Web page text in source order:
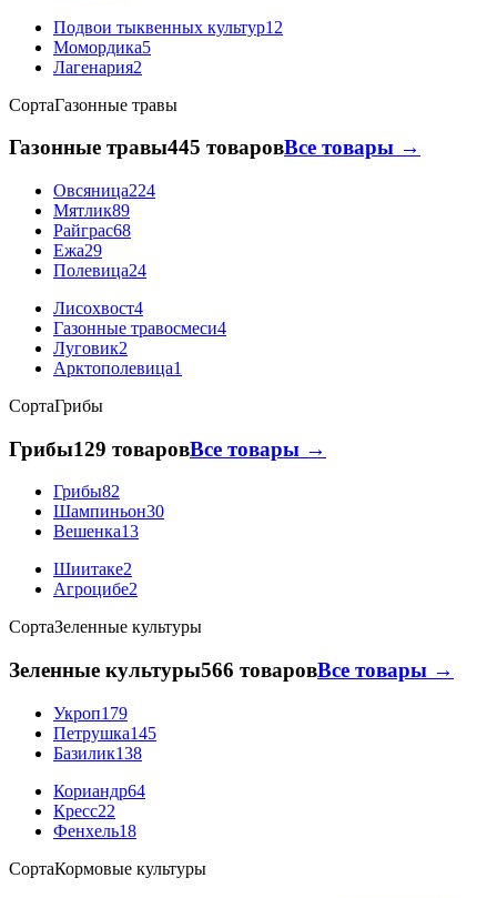
Подвои тыквенных культур12
Момордика5
Лагенария2
СортаГазонные травы
Газонные травы445 товаровВсе товары →
Овсяница224
Мятлик89
Райграс68
Ежа29
Полевица24
Лисохвост4
Газонные травосмеси4
Луговик2
Арктополевица1
СортаГрибы
Грибы129 товаровВсе товары →
Грибы82
Шампиньон30
Вешенка13
Шиитаке2
Агроцибе2
СортаЗеленные культуры
Зеленные культуры566 товаровВсе товары →
Укроп179
Петрушка145
Базилик138
Кориандр64
Кресс22
Фенхель18
СортаКормовые культуры